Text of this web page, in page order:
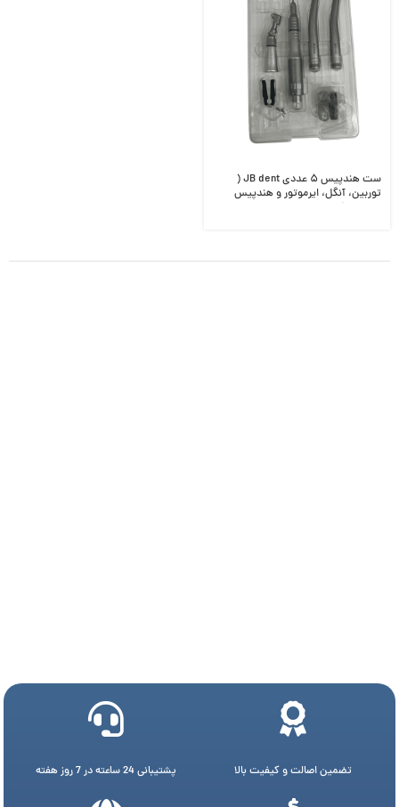
ست هندپیس ۵ عددی JB dent (
توربین، آنگل، ایرموتور و هندپیس
تضمین اصالت و کیفیت بالا پشتیبانی 24 ساعته در 7 روز هفته